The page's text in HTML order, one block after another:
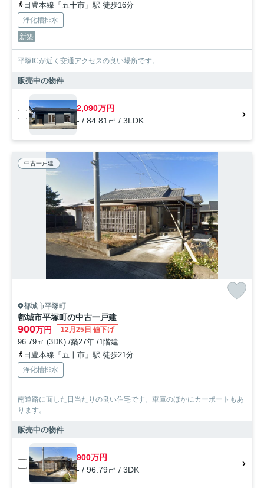
日豊本線「五十市」駅 徒歩16分
浄化槽排水
新築
平塚ICが近く交通アクセスの良い場所です。
販売中の物件
2,090万円
- / 84.81㎡ / 3LDK
中古一戸建
都城市平塚町
都城市平塚町の中古一戸建
900万円 12月25日 値下げ
96.79㎡ (3DK) /築27年 /1階建
日豊本線「五十市」駅 徒歩21分
浄化槽排水
南道路に面した日当たりの良い住宅です。車庫のほかにカーポートもあ
ります。
販売中の物件
900万円
- / 96.79㎡ / 3DK